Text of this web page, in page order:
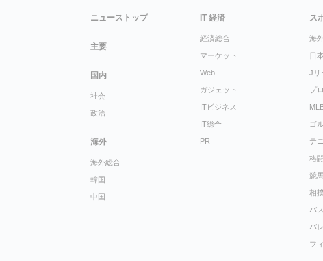
ニューストップ
主要
国内
社会
政治
海外
海外総合
韓国
中国
IT 経済
経済総合
マーケット
Web
ガジェット
ITビジネス
IT総合
PR
ス
海
日
Jリ
プ
ゴ
テ
格
競
相
バ
バ
フ